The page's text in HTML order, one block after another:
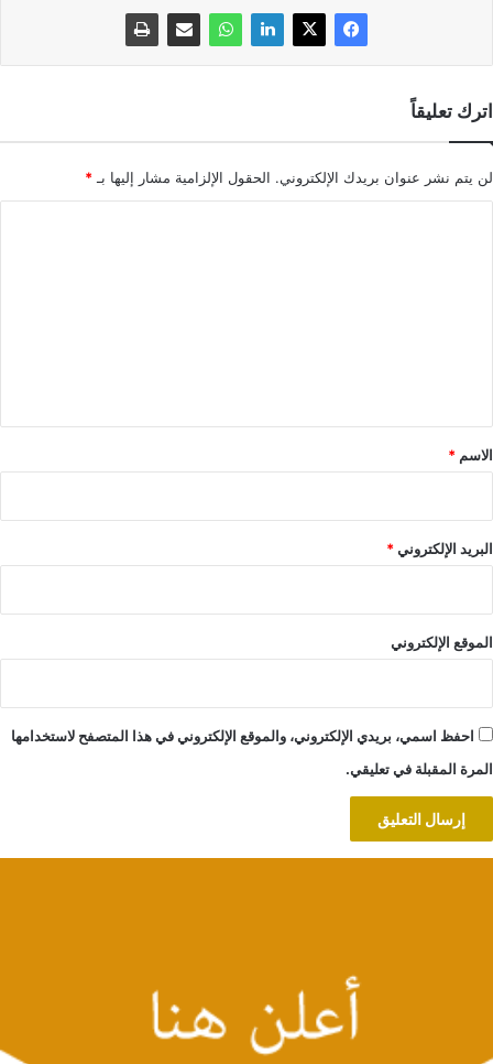
اترك تعليقاً
لن يتم نشر عنوان بريدك الإلكتروني. الحقول الإلزامية مشار إليها بـ *
*
الاسم *
البريد الإلكتروني*
الموقع الإلكتروني
احفظ اسمي، بريدي الإلكتروني، والموقع الإلكتروني في هذا المتصفح لاستخدامها
المرة المقبلة في تعليقي.